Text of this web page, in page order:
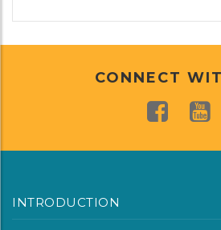
CONNECT
INTRODUCTION